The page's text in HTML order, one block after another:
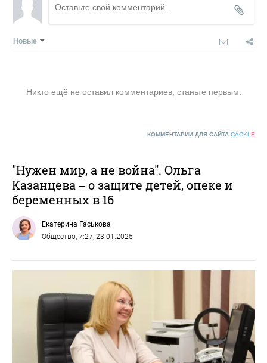
Новые
Никто ещё не оставил комментариев, станьте первым.
КОММЕНТАРИИ ДЛЯ САЙТА CACKL E
"Нужен мир, а не война". Ольга
Казанцева – о защите детей, опеке и
беременных в 16
Екатерина Гаськова
Общество, 7:27, 23.01.2025